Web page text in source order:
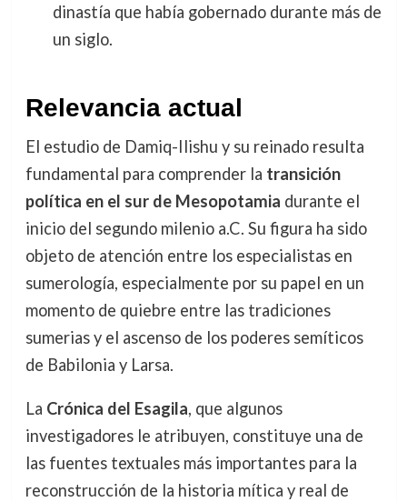
dinastía que había gobernado durante más de
un siglo.
Relevancia actual
El estudio de Damiq-Ilishu y su reinado resulta
fundamental para comprender la transición
política en el sur de Mesopotamia durante el
inicio del segundo milenio a.C. Su figura ha sido
objeto de atención entre los especialistas en
sumerología, especialmente por su papel en un
momento de quiebre entre las tradiciones
sumerias y el ascenso de los poderes semíticos
de Babilonia y Larsa.
La Crónica del Esagila, que algunos
investigadores le atribuyen, constituye una de
las fuentes textuales más importantes para la
reconstrucción de la historia mítica y real de